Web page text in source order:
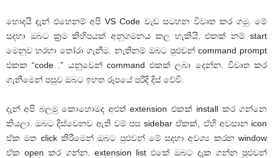
හොදයි දැන් එහෙනම් අපි VS Code වැඩ සටහන විවෘත කර ගමු. මේ
සදහා ඔබට ක්‍රම කිහිපයක් අනුගමනය කල හැකියි. එකක් නම් start
මෙනුව හරහා තෝරා ගැනීම. නැතිනම් ඔබට පුළුවන් command prompt
එකක “code .” යනුවෙන් command එකක් ලබා දෙන්න. විවෘත කර
ගැනීමෙන් පසුව ඔබට ඉහත රූපයේ පරිදි දිස් වේවි.
දැන් අපි බලමු කොහොමද අළුත් extension එකක් install කර ගන්නෙ
කියලා. ඔබට දිස්වෙනව ඇති වම් පස sidebar ඒකක්, ඒහි අවසාන icon
ඒක මත click කිරීමෙන් ඔබට පුළුවන් මේ සදහා අවශ්‍ය කරන window
ඒක open කර ගන්න. extension list එකේ ඔබට දැක ගන්න පුළුවන්